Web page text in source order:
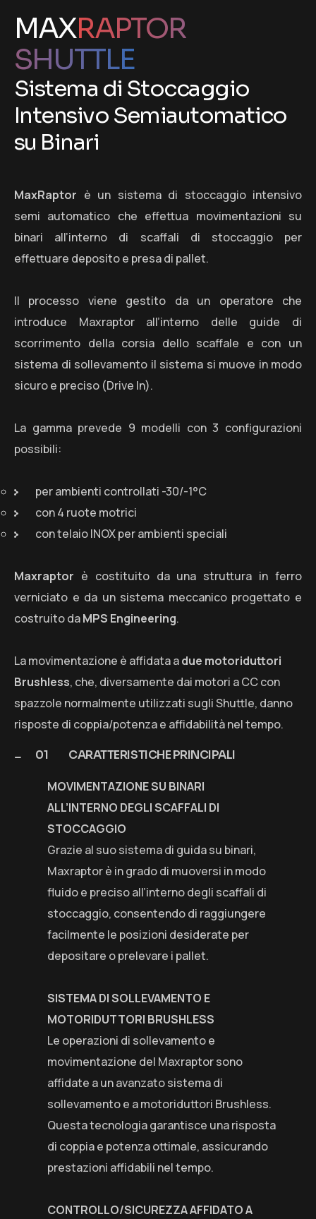
MAXRAPTOR
SHUTTLE
Sistema di Stoccaggio
Intensivo Semiautomatico
su Binari
MaxRaptor è un sistema di stoccaggio intensivo
semi automatico che effettua movimentazioni su
binari all’interno di scaffali di stoccaggio per
effettuare deposito e presa di pallet.
Il processo viene gestito da un operatore che
introduce Maxraptor all’interno delle guide di
scorrimento della corsia dello scaffale e con un
sistema di sollevamento il sistema si muove in modo
sicuro e preciso (Drive In).
La gamma prevede 9 modelli con 3 configurazioni
possibili:
per ambienti controllati -30/-1°C
con 4 ruote motrici
con telaio INOX per ambienti speciali
Maxraptor è costituito da una struttura in ferro
verniciato e da un sistema meccanico progettato e
costruito daMPS Engineering.
La movimentazione è affidata adue motoriduttori
Brushless, che, diversamente dai motori a CC con
spazzole normalmente utilizzati sugli Shuttle, danno
risposte di coppia/potenza e affidabilità nel tempo.
CARATTERISTICHE PRINCIPALI
MOVIMENTAZIONE SU BINARI
ALL’INTERNO DEGLI SCAFFALI DI
STOCCAGGIO
Grazie al suo sistema di guida su binari,
Maxraptor è in grado di muoversi in modo
fluido e preciso all’interno degli scaffali di
stoccaggio, consentendo di raggiungere
facilmente le posizioni desiderate per
depositare o prelevare i pallet.
SISTEMA DI SOLLEVAMENTO E
MOTORIDUTTORI BRUSHLESS
Le operazioni di sollevamento e
movimentazione del Maxraptor sono
affidate a un avanzato sistema di
sollevamento e a motoriduttori Brushless.
Questa tecnologia garantisce una risposta
di coppia e potenza ottimale, assicurando
prestazioni affidabili nel tempo.
CONTROLLO/SICUREZZA AFFIDATO A